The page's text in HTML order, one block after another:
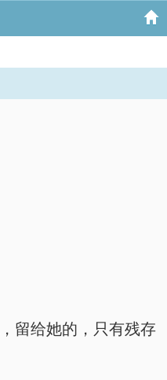
留给她的，只有残存